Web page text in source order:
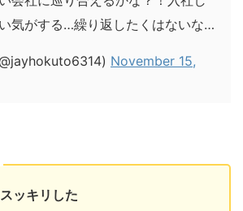
気がする…繰り返したくはないな…
November 15,
ッキリした